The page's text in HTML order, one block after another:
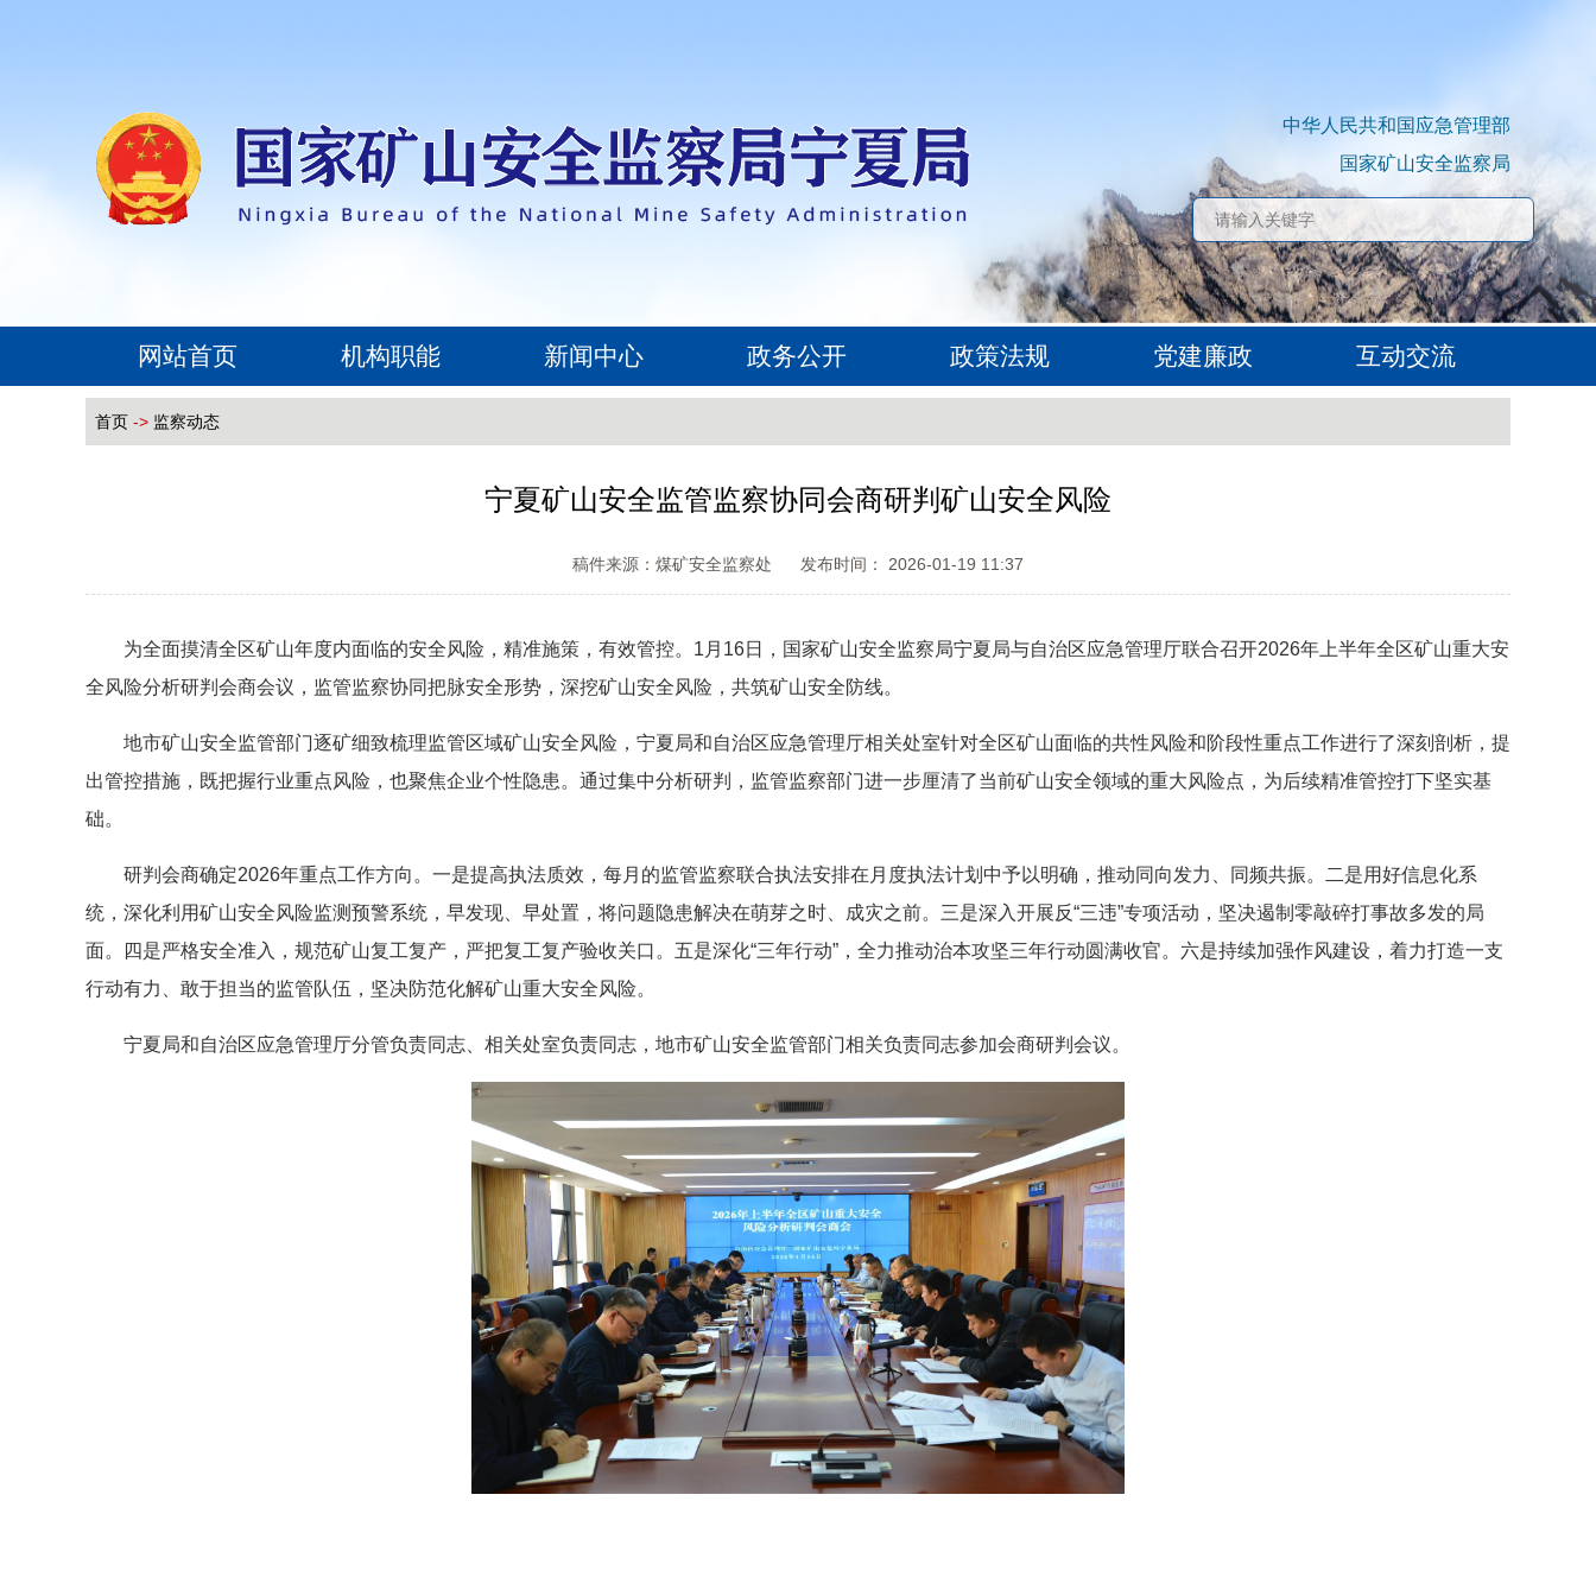
中华人民共和国应急管理部
国家矿山安全监察局
网站首页 机构职能 新闻中心 政务公开 政策法规 党建廉政 互动交流
首页 -> 监察动态
宁夏矿山安全监管监察协同会商研判矿山安全风险
稿件来源：煤矿安全监察处 发布时间： 2026-01-19 11:37
为全面摸清全区矿山年度内面临的安全风险，精准施策，有效管控。1月16日，国家矿山安全监察局宁夏局与自治区应急管理厅联合召开2026年上半年全区矿山重大安
全风险分析研判会商会议，监管监察协同把脉安全形势，深挖矿山安全风险，共筑矿山安全防线。
地市矿山安全监管部门逐矿细致梳理监管区域矿山安全风险，宁夏局和自治区应急管理厅相关处室针对全区矿山面临的共性风险和阶段性重点工作进行了深刻剖析，提
出管控措施，既把握行业重点风险，也聚焦企业个性隐患。通过集中分析研判，监管监察部门进一步厘清了当前矿山安全领域的重大风险点，为后续精准管控打下坚实基
础。
研判会商确定2026年重点工作方向。一是提高执法质效，每月的监管监察联合执法安排在月度执法计划中予以明确，推动同向发力、同频共振。二是用好信息化系
统，深化利用矿山安全风险监测预警系统，早发现、早处置，将问题隐患解决在萌芽之时、成灾之前。三是深入开展反“三违”专项活动，坚决遏制零敲碎打事故多发的局
面。四是严格安全准入，规范矿山复工复产，严把复工复产验收关口。五是深化“三年行动”，全力推动治本攻坚三年行动圆满收官。六是持续加强作风建设，着力打造一支
行动有力、敢于担当的监管队伍，坚决防范化解矿山重大安全风险。
宁夏局和自治区应急管理厅分管负责同志、相关处室负责同志，地市矿山安全监管部门相关负责同志参加会商研判会议。